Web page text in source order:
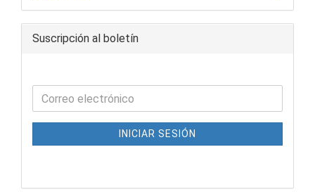
Suscripción al boletín
INICIAR SESIÓN